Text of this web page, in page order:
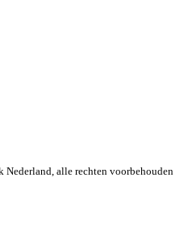
alle rechten voorbehouden